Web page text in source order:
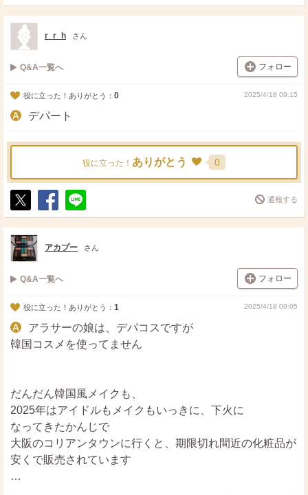
ポ
ス
ト
シ
ェ
送
る
r_r_h さん
Q&A一覧へ フォロー
役に立った！ありがとう： 0 2025/4/18 09:15
デパート
役に立った！ ありがとう 0
ポ
ス
ト
シ
ェ
送
る
通報する
アカプー さん
Q&A一覧へ フォロー
役に立った！ありがとう： 1 2025/4/18 09:05
アラサーの娘は、デパコスですが
韓国コスメを使ってません
だんだん韓国風メイクも、
2025年はアイドルもメイクもいっきに、下火に
なってきたかんじで
大阪のコリアンタウンに行くと、期限切れ間近の化粧品が
安くで販売されています